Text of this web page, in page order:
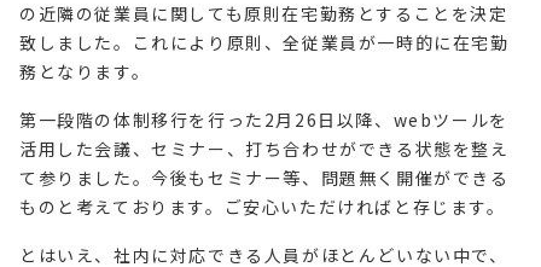
の近隣の従業員に関しても原則在宅勤務とすることを決定
致しました。これにより原則、全従業員が一時的に在宅勤
務となります。
第一段階の体制移行を行った2月26日以降、webツールを
活用した会議、セミナー、打ち合わせができる状態を整え
て参りました。今後もセミナー等、問題無く開催ができる
ものと考えております。ご安心いただければと存じます。
とはいえ、社内に対応できる人員がほとんどいない中で、